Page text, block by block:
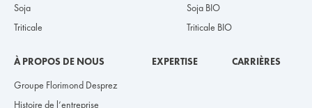
Soja
Triticale
Soja BIO
Triticale BIO
À PROPOS DE NOUS
Groupe Florimond Desprez
Histoire de l’entreprise
EXPERTISE CARRIÈRES